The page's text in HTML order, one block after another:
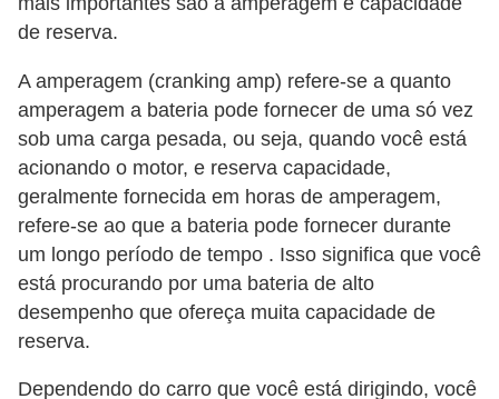
de reserva.
A amperagem (cranking amp) refere-se a quanto
amperagem a bateria pode fornecer de uma só vez
sob uma carga pesada, ou seja, quando você está
acionando o motor, e reserva capacidade,
geralmente fornecida em horas de amperagem,
refere-se ao que a bateria pode fornecer durante
um longo período de tempo . Isso significa que você
está procurando por uma bateria de alto
desempenho que ofereça muita capacidade de
reserva.
Dependendo do carro que você está dirigindo, você
e
v
e
í
c
u
l
o
s
M
e
c